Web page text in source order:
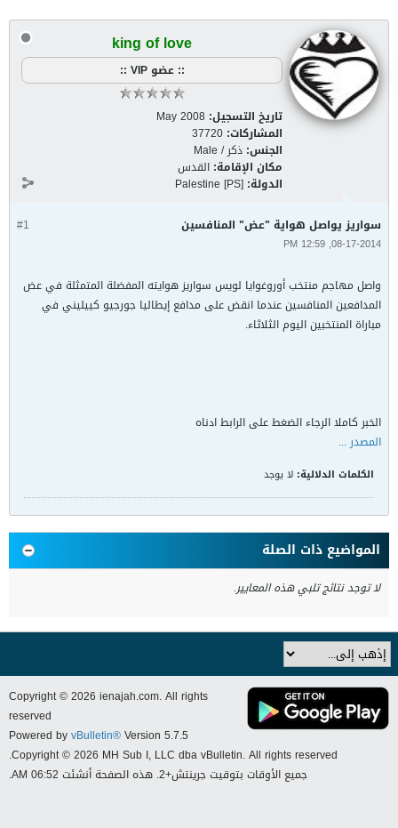
king of love
:: عضو VIP ::
تاريخ التسجيل: May 2008
المشاركات: 37720
الجنس: ذكر / Male
مكان الإقامة: القدس
الدولة: Palestine [PS]
#1 سواريز يواصل هواية "عض" المنافسين
08-17-2014, 12:59 PM
واصل مهاجم منتخب أوروغوايا لويس سواريز هوايته المفضلة المتمثلة في عض
المدافعين المنافسين عندما انقض على مدافع إيطاليا جورجيو كييليني في
مباراة المنتخبين اليوم الثلاثاء.
الخبر كاملا الرجاء الضغط على الرابط ادناه
المصدر ...
الكلمات الدلالية: لا يوجد
المواضيع ذات الصلة
لا توجد نتائج تلبي هذه المعايير.
Copyright © 2026 ienajah.com. All rights
reserved
Powered byvBulletin®Version 5.7.5
Copyright © 2026 MH Sub I, LLC dba vBulletin. All rights reserved.
جميع الأوقات بتوقيت جرينتش+2. هذه الصفحة أنشئت 06:52 AM.